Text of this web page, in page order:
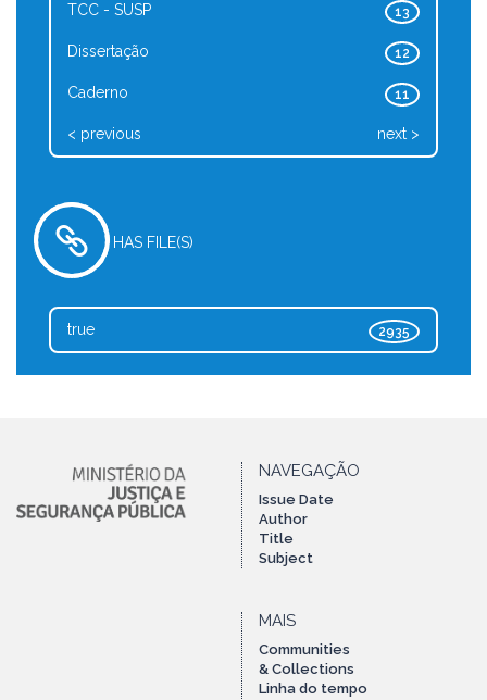
13
TCC - SUSP
12
Dissertação
11
Caderno
< previous next >
HAS FILE(S)
2935
true
NAVEGAÇÃO
Issue Date
Author
Title
Subject
MAIS
Communities
& Collections
Linha do tempo